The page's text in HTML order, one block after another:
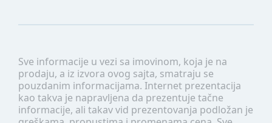
Sve informacije u vezi sa imovinom, koja je na
prodaju, a iz izvora ovog sajta, smatraju se
pouzdanim informacijama. Internet prezentacija
kao takva je napravljena da prezentuje tačne
informacije, ali takav vid prezentovanja podložan je